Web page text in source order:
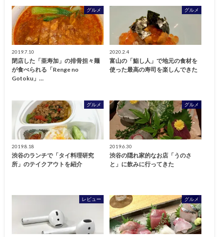
グルメ
2019.7.10
閉店した「亜寿加」の排骨担々麺
が食べられる「Renge no
Gotoku」…
グルメ
2020.2.4
富山の「鮨し人」で地元の食材を
使った最高の寿司を楽しんできた
グルメ
2019.8.18
渋谷のランチで「タイ料理研究
所」のテイクアウトを紹介
グルメ
2019.6.30
渋谷の隠れ家的なお店「うのさ
と」に飲みに行ってきた
レビュー グルメ